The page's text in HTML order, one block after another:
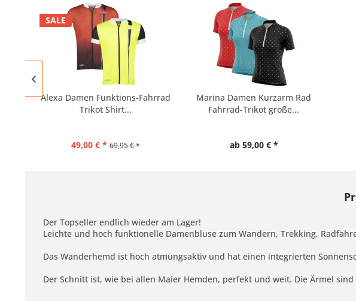
SALE
Alexa Damen Funktions-Fahrrad
Trikot Shirt...
49,00 € * 69,95 € *
Marina Damen Kurzarm Rad
Fahrrad-Trikot große...
ab 59,00 € *
Der Topseller endlich wieder am Lager!
Leichte und hoch funktionelle Damenbluse zum Wandern, Trekking,
Das Wanderhemd ist hoch atmungsaktiv und hat einen integrierten
Der Schnitt ist, wie bei allen Maier Hemden, perfekt und weit. Die Ärmel